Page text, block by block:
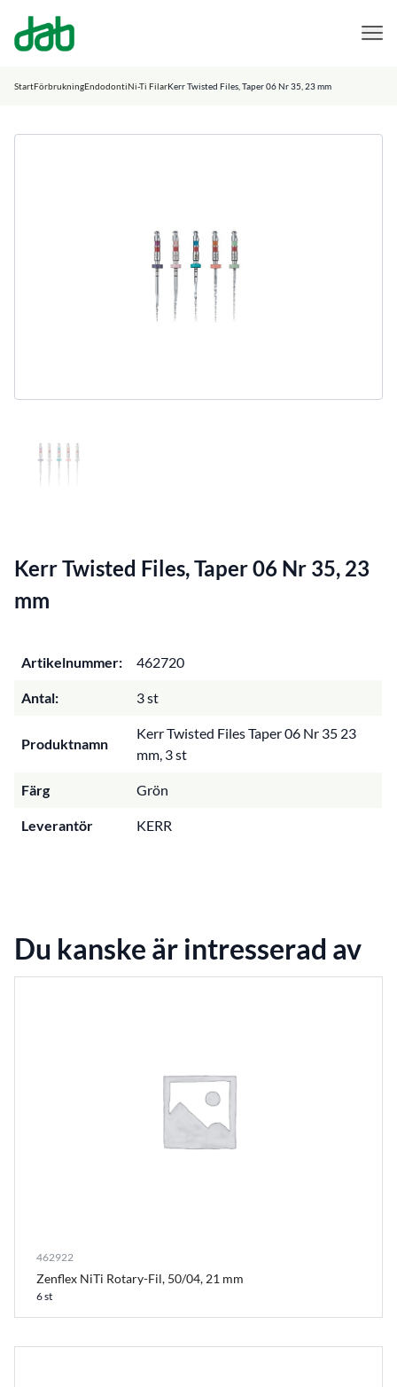
DAB Dental
StartFörbrukningEndodontiNi-Ti FilarKerr Twisted Files, Taper 06 Nr 35, 23 mm
Kerr Twisted Files, Taper 06 Nr 35, 23
mm
Artikelnummer: 462720
Antal: 3 st
Produktnamn
Kerr Twisted Files Taper 06 Nr 35 23
mm, 3 st
Färg Grön
Leverantör KERR
Du kanske är intresserad av
462922
Zenflex NiTi Rotary-Fil, 50/04, 21 mm
6 st